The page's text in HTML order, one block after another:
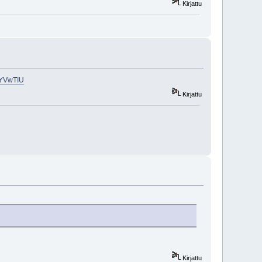
Kirjattu
Kirjattu
Kirjattu